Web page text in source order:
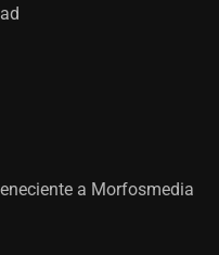
a Morfosmedia